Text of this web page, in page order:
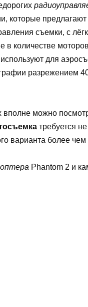
которые
съемки, с
в количестве
для
разрежением
можно
требуется
варианта более чем
Phantom 2 и